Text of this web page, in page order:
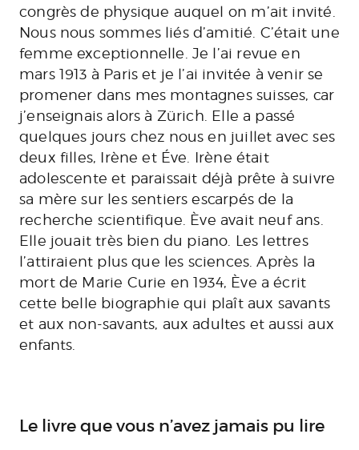
congrès de physique auquel on m’ait invité.
Nous nous sommes liés d’amitié. C’était une
femme exceptionnelle. Je l’ai revue en
mars 1913 à Paris et je l’ai invitée à venir se
promener dans mes montagnes suisses, car
j’enseignais alors à Zürich. Elle a passé
quelques jours chez nous en juillet avec ses
deux filles, Irène et Éve. Irène était
adolescente et paraissait déjà prête à suivre
sa mère sur les sentiers escarpés de la
recherche scientifique. Ève avait neuf ans.
Elle jouait très bien du piano. Les lettres
l’attiraient plus que les sciences. Après la
mort de Marie Curie en 1934, Ève a écrit
cette belle biographie qui plaît aux savants
et aux non-savants, aux adultes et aussi aux
enfants.
Le livre que vous n’avez jamais pu lire